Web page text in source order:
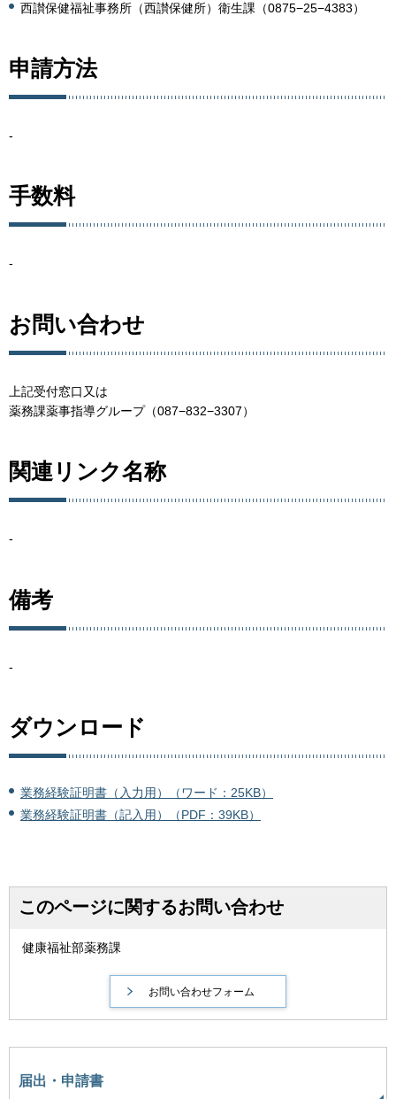
西讃保健福祉事務所（西讃保健所）衛生課（0875−25−4383）
申請方法
-
手数料
-
お問い合わせ
上記受付窓口又は
薬務課薬事指導グループ（087−832−3307）
関連リンク名称
-
備考
-
ダウンロード
業務経験証明書（入力用）（ワード：25KB）
業務経験証明書（記入用）（PDF：39KB）
このページに関するお問い合わせ
健康福祉部薬務課
届出・申請書